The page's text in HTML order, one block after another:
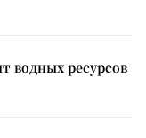
водных ресурсов